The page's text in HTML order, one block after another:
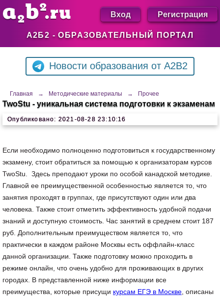
А2Б2 - ОБРАЗОВАТЕЛЬНЫЙ ПОРТАЛ
Вход Регистрация
Новости образования от A2B2
Главная → Методические материалы → Прочее
TwoStu - уникальная система подготовки к экзаменам
Опубликовано: 2021-08-28 23:10:16
Если необходимо полноценно подготовиться к государственному
экзамену, стоит обратиться за помощью к организаторам курсов
TwoStu. Здесь преподают уроки по особой канадской методике.
Главной ее преимущественной особенностью является то, что
занятия проходят в группах, где присутствуют один или два
человека. Также стоит отметить эффективность удобной подачи
знаний и доступную стоимость. Час занятий в среднем стоит 187
руб. Дополнительным преимуществом является то, что
практически в каждом районе Москвы есть оффлайн-класс
данной организации. Также подготовку можно проходить в
режиме онлайн, что очень удобно для проживающих в других
городах. В представленной ниже информации все
преимущества, которые присущи курсам ЕГЭ в Москве , описаны